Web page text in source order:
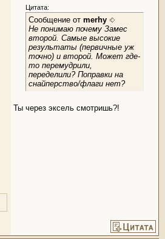
Цитата:
Сообщение от merhy
Не понимаю почему Замес
второй. Самые высокие
результаты (первичные уж
точно) и второй. Может где-
то перемудрили,
переделили? Поправки на
снайперство/флаги нет?
Ты через эксель смотришь?!